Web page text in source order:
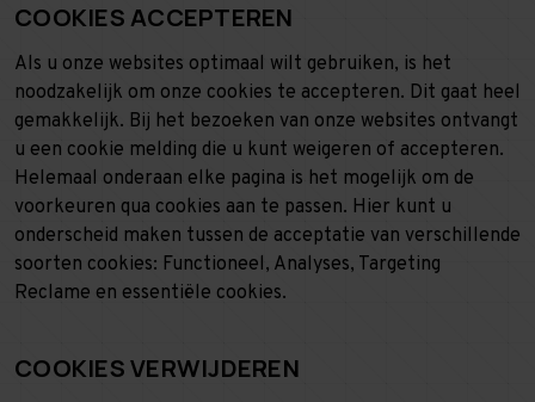
COOKIES ACCEPTEREN
Als u onze websites optimaal wilt gebruiken, is het
noodzakelijk om onze cookies te accepteren. Dit gaat heel
gemakkelijk. Bij het bezoeken van onze websites ontvangt
u een cookie melding die u kunt weigeren of accepteren.
Helemaal onderaan elke pagina is het mogelijk om de
voorkeuren qua cookies aan te passen. Hier kunt u
onderscheid maken tussen de acceptatie van verschillende
soorten cookies: Functioneel, Analyses, Targeting
Reclame en essentiële cookies.
COOKIES VERWIJDEREN